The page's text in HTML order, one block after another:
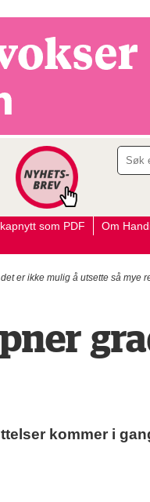
som PDF Om
er ikke mulig å utsette så
kommer i